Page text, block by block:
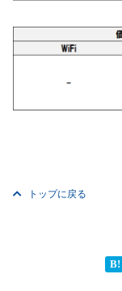
トップに戻る
B!